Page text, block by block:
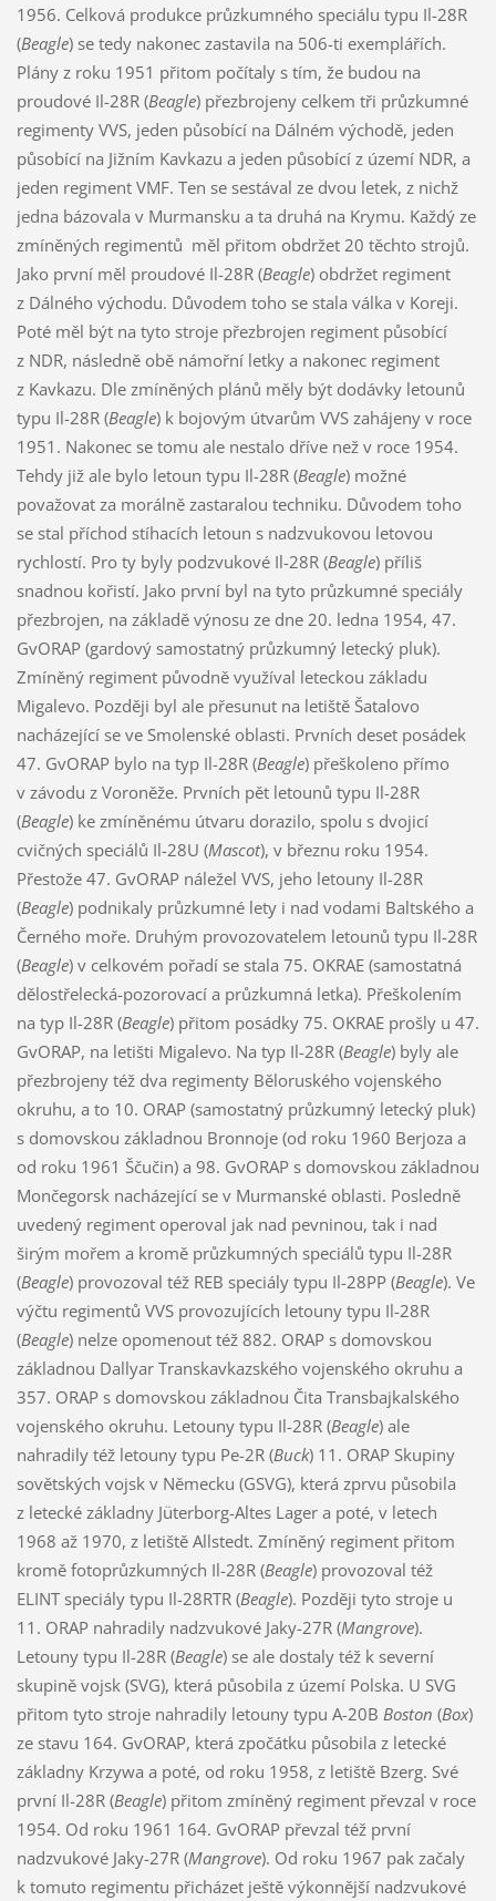
1956. Celková produkce průzkumného speciálu typu Il-28R
(Beagle) se tedy nakonec zastavila na 506-ti exemplářích.
Plány z roku 1951 přitom počítaly s tím, že budou na
proudové Il-28R (Beagle) přezbrojeny celkem tři průzkumné
regimenty VVS, jeden působící na Dálném východě, jeden
působící na Jižním Kavkazu a jeden působící z území NDR, a
jeden regiment VMF. Ten se sestával ze dvou letek, z nichž
jedna bázovala v Murmansku a ta druhá na Krymu. Každý ze
zmíněných regimentů měl přitom obdržet 20 těchto strojů.
Jako první měl proudové Il-28R (Beagle) obdržet regiment
z Dálného východu. Důvodem toho se stala válka v Koreji.
Poté měl být na tyto stroje přezbrojen regiment působící
z NDR, následně obě námořní letky a nakonec regiment
z Kavkazu. Dle zmíněných plánů měly být dodávky letounů
typu Il-28R (Beagle) k bojovým útvarům VVS zahájeny v roce
1951. Nakonec se tomu ale nestalo dříve než v roce 1954.
Tehdy již ale bylo letoun typu Il-28R (Beagle) možné
považovat za morálně zastaralou techniku. Důvodem toho
se stal příchod stíhacích letoun s nadzvukovou letovou
rychlostí. Pro ty byly podzvukové Il-28R (Beagle) příliš
snadnou kořistí. Jako první byl na tyto průzkumné speciály
přezbrojen, na základě výnosu ze dne 20. ledna 1954, 47.
GvORAP (gardový samostatný průzkumný letecký pluk).
Zmíněný regiment původně využíval leteckou základu
Migalevo. Později byl ale přesunut na letiště Šatalovo
nacházející se ve Smolenské oblasti. Prvních deset posádek
47. GvORAP bylo na typ Il-28R (Beagle) přeškoleno přímo
v závodu z Voroněže. Prvních pět letounů typu Il-28R
(Beagle) ke zmíněnému útvaru dorazilo, spolu s dvojicí
cvičných speciálů Il-28U (Mascot), v březnu roku 1954.
Přestože 47. GvORAP náležel VVS, jeho letouny Il-28R
(Beagle) podnikaly průzkumné lety i nad vodami Baltského a
Černého moře. Druhým provozovatelem letounů typu Il-28R
(Beagle) v celkovém pořadí se stala 75. OKRAE (samostatná
dělostřelecká-pozorovací a průzkumná letka). Přeškolením
na typ Il-28R (Beagle) přitom posádky 75. OKRAE prošly u 47.
GvORAP, na letišti Migalevo. Na typ Il-28R (Beagle) byly ale
přezbrojeny též dva regimenty Běloruského vojenského
okruhu, a to 10. ORAP (samostatný průzkumný letecký pluk)
s domovskou základnou Bronnoje (od roku 1960 Berjoza a
od roku 1961 Ščučin) a 98. GvORAP s domovskou základnou
Mončegorsk nacházející se v Murmanské oblasti. Posledně
uvedený regiment operoval jak nad pevninou, tak i nad
širým mořem a kromě průzkumných speciálů typu Il-28R
(Beagle) provozoval též REB speciály typu Il-28PP (Beagle). Ve
výčtu regimentů VVS provozujících letouny typu Il-28R
(Beagle) nelze opomenout též 882. ORAP s domovskou
základnou Dallyar Transkavkazského vojenského okruhu a
357. ORAP s domovskou základnou Čita Transbajkalského
vojenského okruhu. Letouny typu Il-28R (Beagle) ale
nahradily též letouny typu Pe-2R (Buck) 11. ORAP Skupiny
sovětských vojsk v Německu (GSVG), která zprvu působila
z letecké základny Jüterborg-Altes Lager a poté, v letech
1968 až 1970, z letiště Allstedt. Zmíněný regiment přitom
kromě fotoprůzkumných Il-28R (Beagle) provozoval též
ELINT speciály typu Il-28RTR (Beagle). Později tyto stroje u
11. ORAP nahradily nadzvukové Jaky-27R (Mangrove).
Letouny typu Il-28R (Beagle) se ale dostaly též k severní
skupině vojsk (SVG), která působila z území Polska. U SVG
přitom tyto stroje nahradily letouny typu A-20B Boston (Box)
ze stavu 164. GvORAP, která zpočátku působila z letecké
základny Krzywa a poté, od roku 1958, z letiště Bzerg. Své
první Il-28R (Beagle) přitom zmíněný regiment převzal v roce
1954. Od roku 1961 164. GvORAP převzal též první
nadzvukové Jaky-27R (Mangrove). Od roku 1967 pak začaly
k tomuto regimentu přicházet ještě výkonnější nadzvukové